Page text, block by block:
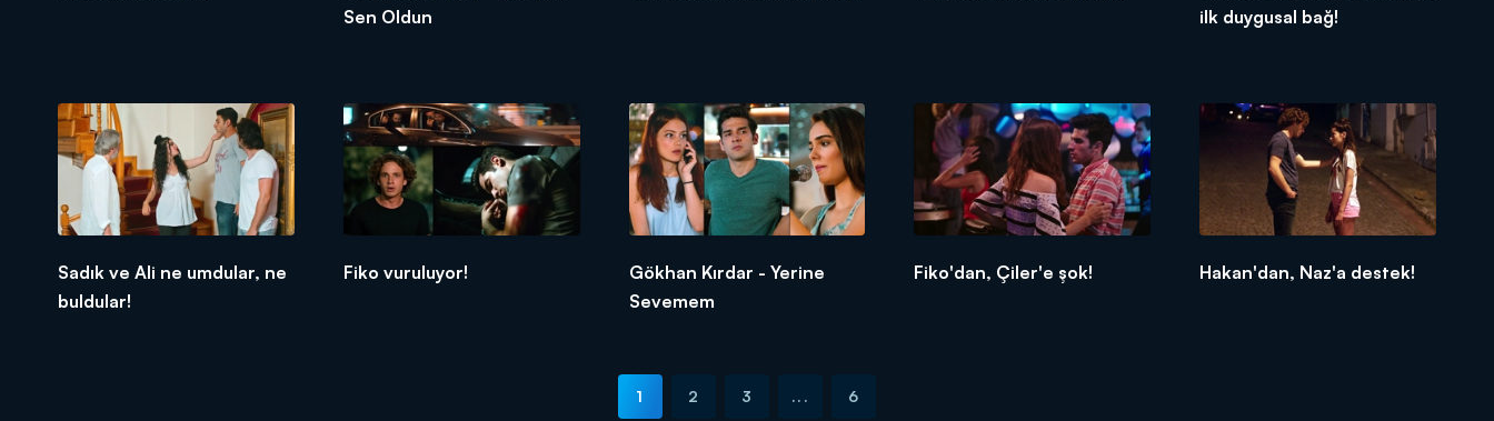
Sen Oldun
ilk duygusal bağ!
Sadık ve Ali ne umdular, ne
buldular!
Fiko vuruluyor!
Gökhan Kırdar - Yerine
Sevemem
Fiko'dan, Çiler'e şok! Hakan'dan, Naz'a destek!
1 2 3 ... 6